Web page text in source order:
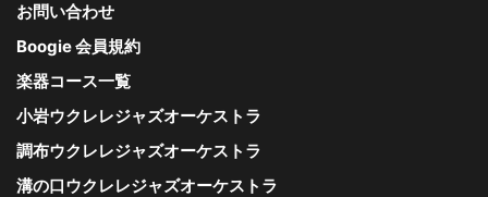
お問い合わせ
Boogie 会員規約
楽器コース一覧
小岩ウクレレジャズオーケストラ
調布ウクレレジャズオーケストラ
溝の口ウクレレジャズオーケストラ